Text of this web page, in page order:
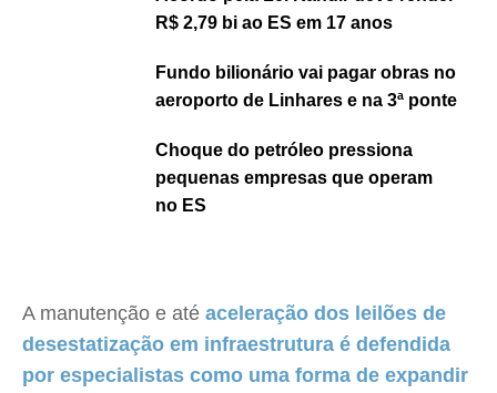
R$ 2,79 bi ao ES em 17 anos
Fundo bilionário vai pagar obras no
aeroporto de Linhares e na 3ª ponte
Choque do petróleo pressiona
pequenas empresas que operam
no ES
A manutenção e até aceleração dos leilões de
desestatização em infraestrutura é defendida
por especialistas como uma forma de expandir